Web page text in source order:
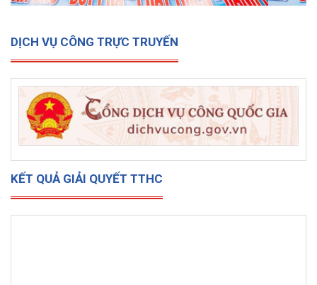
DỊCH VỤ CÔNG TRỰC TRUYẾN
KẾT QUẢ GIẢI QUYẾT TTHC